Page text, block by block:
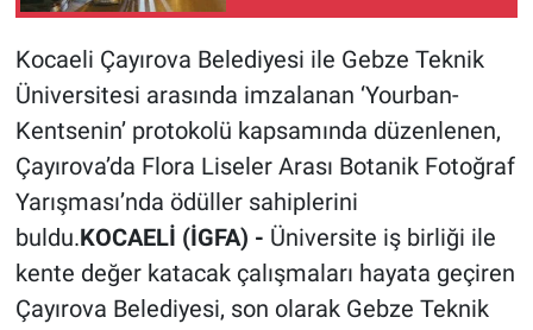
Kocaeli Çayırova Belediyesi ile Gebze Teknik
Üniversitesi arasında imzalanan ‘Yourban-
Kentsenin’ protokolü kapsamında düzenlenen,
Çayırova’da Flora Liseler Arası Botanik Fotoğraf
Yarışması’nda ödüller sahiplerini
buldu.KOCAELİ (İGFA) - Üniversite iş birliği ile
kente değer katacak çalışmaları hayata geçiren
Çayırova Belediyesi, son olarak Gebze Teknik